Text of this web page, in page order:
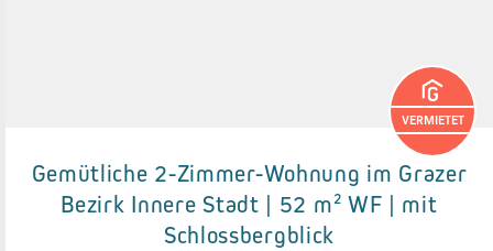
Details zum Objekt
● Gepflegte Einbauküche
VERMIETET
Gemütliche 2-Zimmer-Wohnung im Grazer
Bezirk Innere Stadt | 52 m² WF | mit
Schlossbergblick